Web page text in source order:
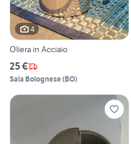
4
Oliera in Acciaio
25 €
Sala Bolognese(BO)